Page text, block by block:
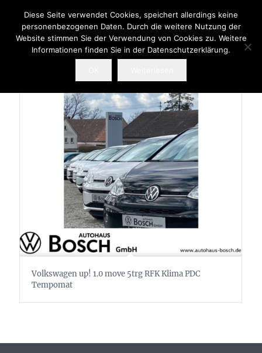
Volkswagen up! 1.0 move 5trg RFK Klima PDC
Tempomat
Diese Seite verwendet Cookies, speichert allerdings keine
personenbezogenen Daten. Durch die weitere Nutzung der
Website stimmen Sie der Verwendung von Cookies zu. Weitere
Informationen finden Sie in der Datenschutzerklärung.